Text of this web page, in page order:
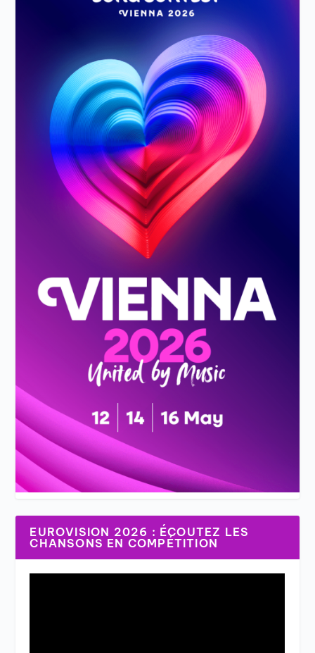
EUROVISION 2026 : ÉCOUTEZ LES
CHANSONS EN COMPÉTITION